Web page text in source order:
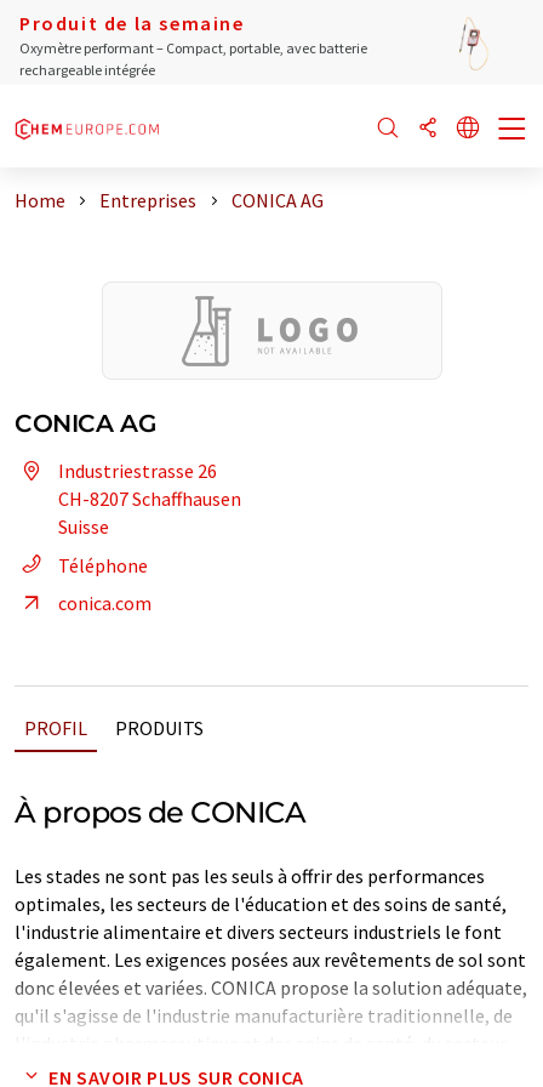
Produit de la semaine
Oxymètre performant – Compact, portable, avec batterie
rechargeable intégrée
Home Entreprises CONICA AG
CONICA AG
Industriestrasse 26
CH-8207 Schaffhausen
Suisse
Téléphone
conica.com
PROFIL PRODUITS
À propos de CONICA
Les stades ne sont pas les seuls à offrir des performances
optimales, les secteurs de l'éducation et des soins de santé,
l'industrie alimentaire et divers secteurs industriels le font
également. Les exigences posées aux revêtements de sol sont
donc élevées et variées. CONICA propose la solution adéquate,
qu'il s'agisse de l'industrie manufacturière traditionnelle, de
public, des zones logistiques, de la production alimentaire ou
EN SAVOIR PLUS SUR CONICA